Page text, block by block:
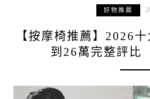
好物推薦
【按摩椅推薦】2026
到26萬完整評比